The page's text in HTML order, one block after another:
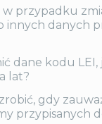
w przypadku
innych danych
dane kodu LEI,
lat?
gdy
przypisanych